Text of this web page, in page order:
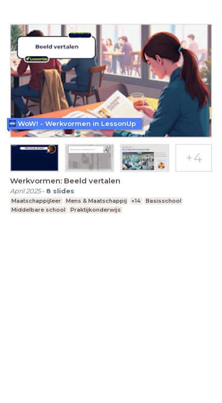
Werkvormen: Beeld vertalen
April 2025- 8 slides
Maatschappijleer Mens & Maatschappij +14
Basisschool
Middelbare school
Praktijkonderwijs
WoW! - Werkvormen in LessonUp